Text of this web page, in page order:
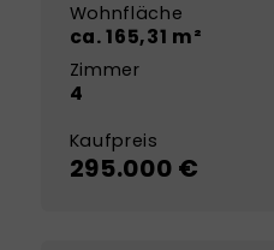
Wohnfläche
ca. 165,31 m²
Zimmer
4
Kaufpreis
295.000 €